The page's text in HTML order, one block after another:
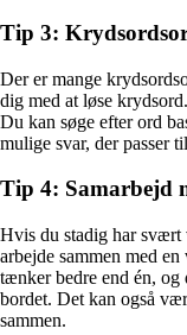
Tip 3:
Der er mange
dig med at løse
Du kan søge efter ord
mulige svar, der passer
Tip 4: Samarbejd
Hvis du stadig har svært
arbejde sammen med
tænker bedre end én, og
bordet. Det kan også
sammen.